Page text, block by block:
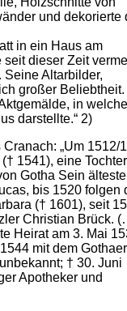
und dekorierte
in ein Haus am
dieser Zeit
Seine Altarbilder,
großer Beliebtheit.
in
darstellte.“ 2)
„Um 1512/
1541), eine
Gotha Sein
bis 1520 folgen
(† 1601), seit
Christian Brück.
Heirat am 3. Mai
mit dem Gothaer
† 30. Juni
Apotheker und